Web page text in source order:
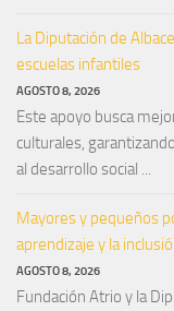
La Diputación de
escuelas infantiles
AGOSTO 8, 2026
Este apoyo busca
culturales,
al desarrollo social ...
Mayores y pequeños
aprendizaje y la
AGOSTO 8, 2026
Fundación Atrio y la